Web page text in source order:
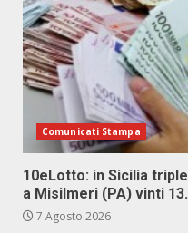
Comunicati Stampa
10eLotto: in Sicilia
a Misilmeri (PA) vinti
7 Agosto 2026